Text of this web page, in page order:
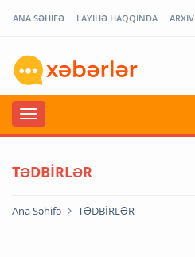
ANA SƏHİFƏ LAYİHƏ HAQQINDA ARXİV
TƏDBİRLƏR
Ana Səhifə TƏDBİRLƏR